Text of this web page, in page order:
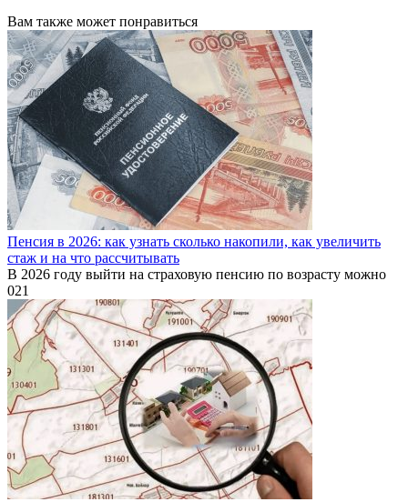
Вам также может понравиться
Пенсия в 2026: как узнать сколько накопили, как увеличить
стаж и на что рассчитывать
В 2026 году выйти на страховую пенсию по возрасту можно
021